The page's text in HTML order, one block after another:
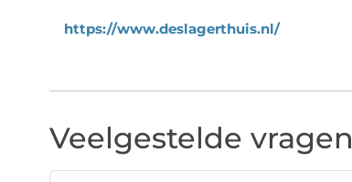
https://www.deslagerthuis.nl/
Veelgestelde vragen